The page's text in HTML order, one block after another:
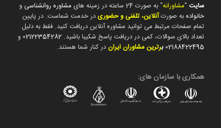
سایت"مشاورانه" به صورت 24 ساعته در زمینه های مشاوره روانشناسی و
خانوادهبه صورتآنلاین، تلفنی و حضوریدر خدمت شماست. در پایین
تمام صفحات مرتبط می توانید مشاوره آنلاین دریافت کنید. فقط به دلیل
تعداد بالای سوالات، کمی در دریافت پاسخ شکیبا باشید. 02122354282 و
02188422495 برترین مشاوران ایراندر کنار شما هستند.
همکاری با سازمان های: